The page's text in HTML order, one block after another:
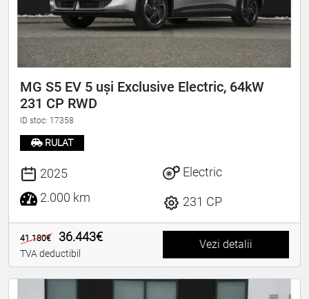
MG S5 EV 5 uși Exclusive Electric, 64kW
231 CP RWD
ID stoc: 17358
RULAT
2025
2.000 km
Electric
231 CP
41.180€ 36.443€
TVA deductibil
Vezi detalii